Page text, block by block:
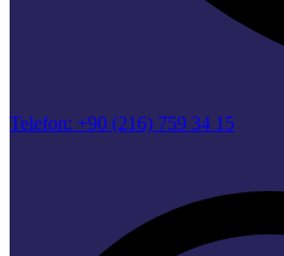
Telefon: +90 (216) 759 34 15